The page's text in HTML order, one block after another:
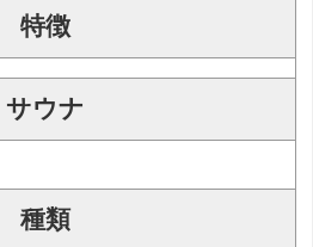
特徴
サウナ
種類